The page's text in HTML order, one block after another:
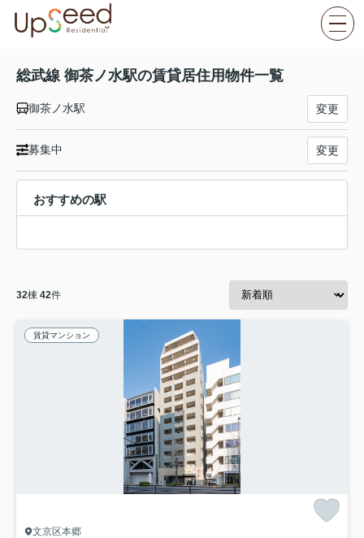
総武線 御茶ノ水駅の賃貸居住用物件一覧
御茶ノ水駅 変更
募集中 変更
おすすめの駅
32棟 42件
賃貸マンション
文京区本郷